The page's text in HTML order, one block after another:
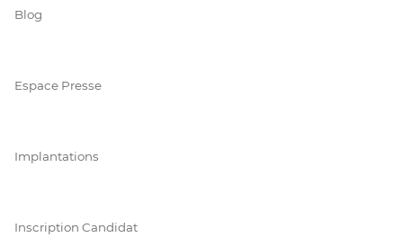
Blog
Espace Presse
Implantations
Inscription Candidat